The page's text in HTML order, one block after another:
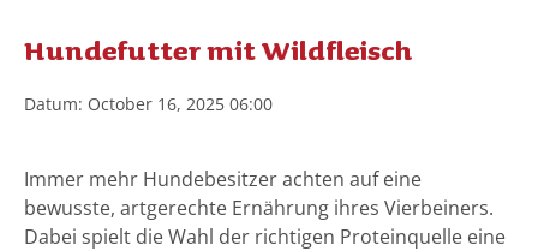
Hundefutter mit Wildfleisch
Datum: October 16, 2025 06:00
Immer mehr Hundebesitzer achten auf eine
bewusste, artgerechte Ernährung ihres Vierbeiners.
Dabei spielt die Wahl der richtigen Proteinquelle eine